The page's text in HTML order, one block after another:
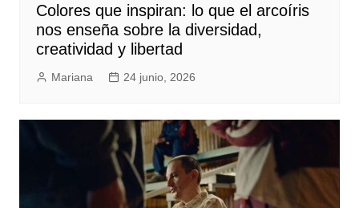
Colores que inspiran: lo que el arcoíris
nos enseña sobre la diversidad,
creatividad y libertad
Mariana 24 junio, 2026